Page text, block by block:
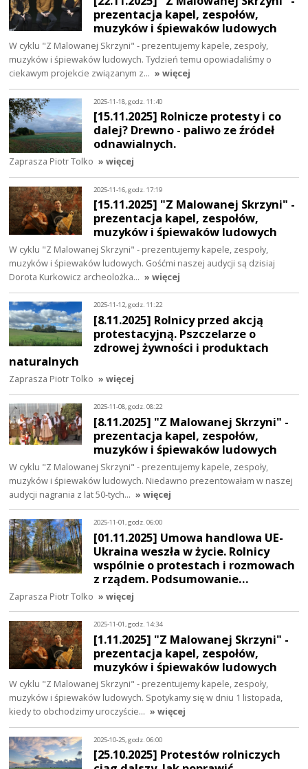
prezentacja kapel, zespołów,
muzyków i śpiewaków ludowych
W cyklu "Z Malowanej Skrzyni" - prezentujemy kapele, zespoły,
muzyków i śpiewaków ludowych. Tydzień temu opowiadaliśmy o
ciekawym projekcie związanym z… » więcej
2025-11-18, godz. 11:40
[15.11.2025] Rolnicze protesty i co
dalej? Drewno - paliwo ze źródeł
odnawialnych.
Zaprasza Piotr Tolko » więcej
2025-11-16, godz. 17:19
[15.11.2025] "Z Malowanej Skrzyni" -
prezentacja kapel, zespołów,
muzyków i śpiewaków ludowych
W cyklu "Z Malowanej Skrzyni" - prezentujemy kapele, zespoły,
muzyków i śpiewaków ludowych. Gośćmi naszej audycji są dzisiaj
Dorota Kurkowicz archeolożka… » więcej
2025-11-12, godz. 11:22
[8.11.2025] Rolnicy przed akcją
protestacyjną. Pszczelarze o
zdrowej żywności i produktach
naturalnych
Zaprasza Piotr Tolko » więcej
2025-11-08, godz. 08:22
[8.11.2025] "Z Malowanej Skrzyni" -
prezentacja kapel, zespołów,
muzyków i śpiewaków ludowych
W cyklu "Z Malowanej Skrzyni" - prezentujemy kapele, zespoły,
muzyków i śpiewaków ludowych. Niedawno prezentowałam w naszej
audycji nagrania z lat 50-tych… » więcej
2025-11-01, godz. 06:00
[01.11.2025] Umowa handlowa UE-
Ukraina weszła w życie. Rolnicy
wspólnie o protestach i rozmowach
z rządem. Podsumowanie…
Zaprasza Piotr Tolko » więcej
2025-11-01, godz. 14:34
[1.11.2025] "Z Malowanej Skrzyni" -
prezentacja kapel, zespołów,
muzyków i śpiewaków ludowych
W cyklu "Z Malowanej Skrzyni" - prezentujemy kapele, zespoły,
muzyków i śpiewaków ludowych. Spotykamy się w dniu 1 listopada,
kiedy to obchodzimy uroczyście… » więcej
2025-10-25, godz. 06:00
[25.10.2025] Protestów rolniczych